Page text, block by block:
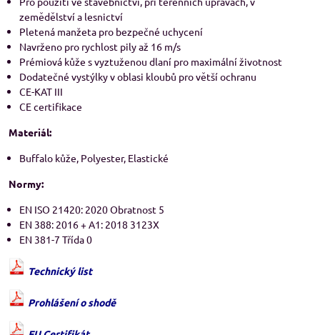
zemědělství a lesnictví
Pletená manžeta pro bezpečné uchycení
Navrženo pro rychlost pily až 16 m/s
Prémiová kůže s vyztuženou dlaní pro maximální životnost
Dodatečné vystýlky v oblasi kloubů pro větší ochranu
CE-KAT III
CE certifikace
Materiál:
Buffalo kůže, Polyester, Elastické
Normy:
EN ISO 21420: 2020 Obratnost 5
EN 388: 2016 + A1: 2018 3123X
EN 381-7 Třída 0
Technický list
Prohlášení o shodě